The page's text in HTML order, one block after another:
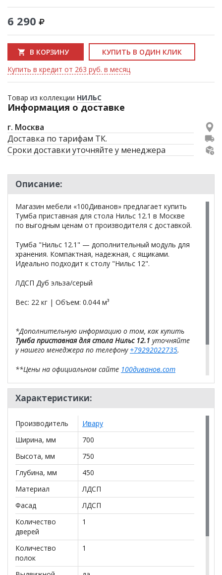
6 290
В КОРЗИНУ
КУПИТЬ В ОДИН КЛИК
Купить в кредит от 263 руб. в месяц
Товар из коллекции НИЛЬС
Информация о доставке
г. Москва
Доставка по тарифам ТК.
Сроки доставки уточняйте у менеджера
Описание:
Магазин мебели «100Диванов» предлагает купить
Тумба приставная для стола Нильс 12.1 в Москве
по выгодным ценам от производителя с доставкой.
Тумба "Нильс 12.1" — дополнительный модуль для
хранения. Компактная, надежная, с ящиками.
Идеально подходит к столу "Нильс 12".
ЛДСП Дуб эльза/серый
Вес: 22 кг | Объем: 0.044 м³
*Дополнительную информацию о том, как купить
Тумба приставная для стола Нильс 12.1 уточняйте
у нашего менеджера по телефону +79292022735.
**Цены на официальном сайте 100диванов.com
могут отличаться от цен в розничных магазинах-
салонах сети!
Характеристики:
Производитель
Ивару
Ширина, мм
700
Высота, мм
750
Глубина, мм
450
Материал
ЛДСП
Фасад
ЛДСП
Количество
дверей
1
Количество
полок
1